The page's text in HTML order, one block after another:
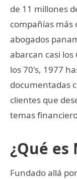
de 11 millones
compañías más
abogados
abarcan casi
los 70's, 1977
documentadas
clientes que
temas
¿Qué es
Fundado allá